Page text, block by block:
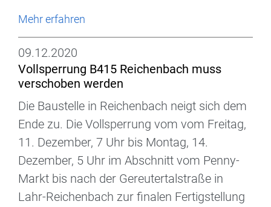
Mehr erfahren
09.12.2020
Vollsperrung B415 Reichenbach muss
verschoben werden
Die Baustelle in Reichenbach neigt sich dem
Ende zu. Die Vollsperrung vom vom Freitag,
11. Dezember, 7 Uhr bis Montag, 14.
Dezember, 5 Uhr im Abschnitt vom Penny-
Markt bis nach der Gereutertalstraße in
Lahr-Reichenbach zur finalen Fertigstellung